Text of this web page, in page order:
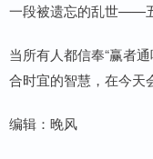
一段被遗忘的乱世——
当所有人都信奉“赢者
合时宜的智慧，在今天
编辑：晚风